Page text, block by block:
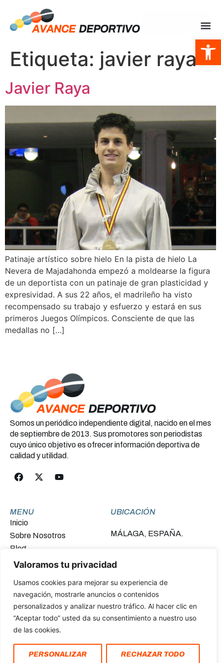
Abrir
Valoramos tu privacidad
Usamos cookies para mejorar su experiencia de
navegación, mostrarle anuncios o contenidos
personalizados y analizar nuestro tráfico. Al hacer clic en
“Aceptar todo” usted da su consentimiento a nuestro uso
de las cookies.
PERSONALIZAR RECHAZAR TODO
Etiqueta: javier raya
Javier Raya
Patinaje artístico sobre hielo En la pista de hielo La
Nevera de Majadahonda empezó a moldearse la figura
de un deportista con un patinaje de gran plasticidad y
expresividad. A sus 22 años, el madrileño ha visto
recompensado su trabajo y esfuerzo y estará en sus
primeros Juegos Olímpicos. Consciente de que las
medallas no […]
Somos un periódico independiente digital, nacido en el mes
de septiembre de 2013. Sus promotores son periodistas
cuyo único objetivo es ofrecer información deportiva de
calidad y utilidad.
MENU
Inicio
Sobre Nosotros
Blog
Contacto
UBICACIÓN
MÁLAGA, ESPAÑA.
FINANCIADO POR LA UNIÓN EUROPEA –
NEXTGENERATIONEU
Declaración de Accesibilidad